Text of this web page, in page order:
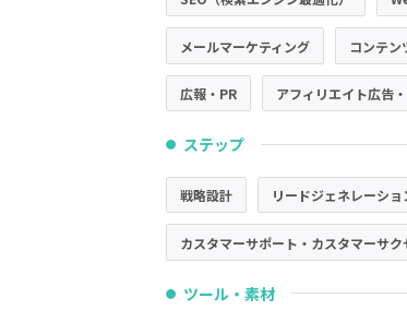
メールマーケティング コンテン
広報・PR アフィリエイト広告
● ステップ
戦略設計 リードジェネレーショ
カスタマーサポート・カスタマーサク
● ツール・素材